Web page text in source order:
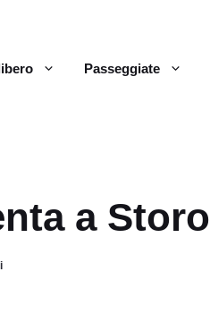
Passeggiate
a Storo